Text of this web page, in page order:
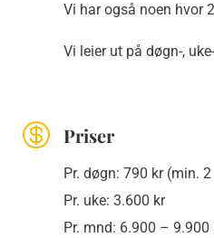
Vi har også noen hvor
Vi leier ut på døgn-,
 Priser
Pr. døgn: 790 kr (min.
Pr. uke: 3.600 kr
Pr. mnd: 6.900 – 9.900